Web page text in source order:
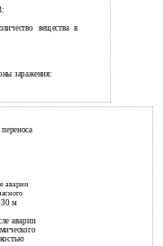
вещества в
заражения:
аварии
м
аварии